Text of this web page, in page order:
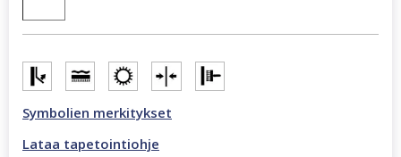
2,7
valokuvatapetti
monivärinen
määrä
Symbolien merkitykset
Lataa tapetointiohje